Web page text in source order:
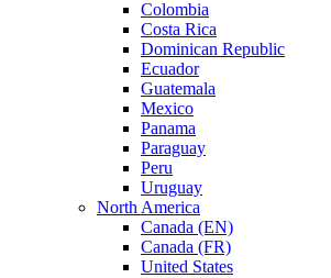
Colombia
Costa Rica
Dominican Republic
Ecuador
Guatemala
Mexico
Panama
Paraguay
Peru
Uruguay
North America
Canada (EN)
Canada (FR)
United States